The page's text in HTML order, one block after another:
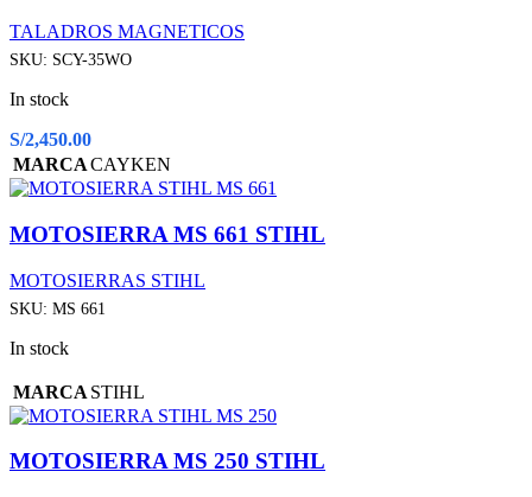
TALADROS MAGNETICOS
SKU: SCY-35WO
In stock
S/2,450.00
MARCACAYKEN
MOTOSIERRA MS 661 STIHL
MOTOSIERRAS STIHL
SKU: MS 661
In stock
MARCA STIHL
MOTOSIERRA MS 250 STIHL